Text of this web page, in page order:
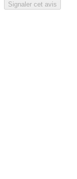
Signaler cet avis